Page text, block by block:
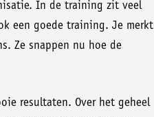
In de training zit veel
een goede training. Je merkt
Ze snappen nu hoe de
resultaten. Over het geheel